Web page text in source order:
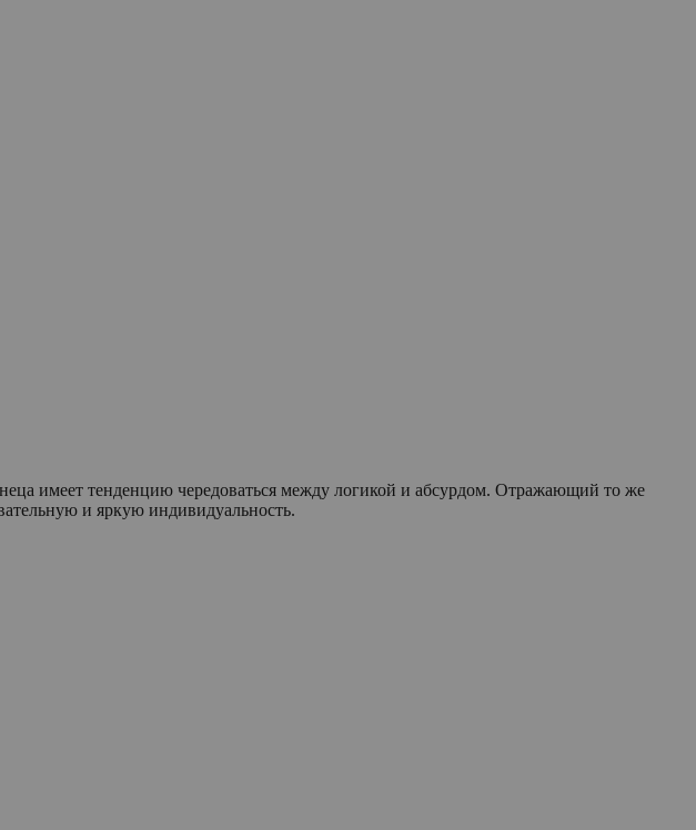
имеет тенденцию чередоваться между логикой и абсурдом. Отражающий то же
и яркую индивидуальность.